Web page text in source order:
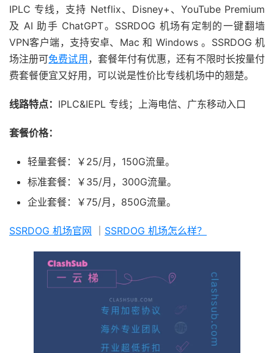
IPLC 专线，支持 Netflix、Disney+、YouTube Premium
及 AI 助手 ChatGPT。SSRDOG 机场有定制的一键翻墙
VPN客户端，支持安卓、Mac 和 Windows 。SSRDOG 机
场注册可免费试用 ，套餐年付有优惠，还有不限时长按量付
费套餐便宜又好用，可以说是性价比专线机场中的翘楚。
线路特点： IPLC&IEPL 专线；上海电信、广东移动入口
套餐价格：
轻量套餐：￥25/月，150G流量。
标准套餐：￥35/月，300G流量。
企业套餐：￥75/月，850G流量。
SSRDOG 机场官网 SSRDOG 机场怎么样？